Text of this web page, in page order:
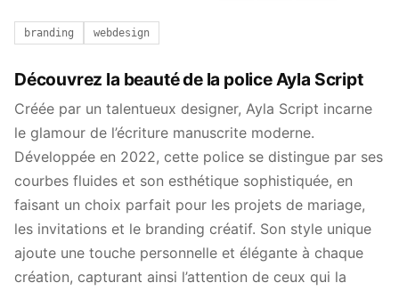
branding webdesign
Découvrez la beauté de la police Ayla Script
Créée par un talentueux designer, Ayla Script incarne
le glamour de l’écriture manuscrite moderne.
Développée en 2022, cette police se distingue par ses
courbes fluides et son esthétique sophistiquée, en
faisant un choix parfait pour les projets de mariage,
les invitations et le branding créatif. Son style unique
ajoute une touche personnelle et élégante à chaque
création, capturant ainsi l’attention de ceux qui la